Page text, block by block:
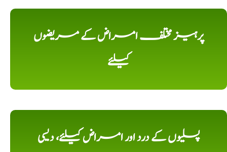
پرہیز مختلف امراض کے مریضوں
کیلئے
پسلیوں کے درد اور امراض کیلئے، دیسی